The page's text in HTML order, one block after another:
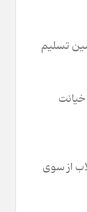
تسلیم
از سوی